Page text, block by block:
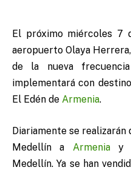
El próximo miércoles 7
aeropuerto Olaya
de la nueva
implementará con
El Edén de Armenia.
Diariamente se realizarán
Medellín a Armeniay
Medellín. Ya se han